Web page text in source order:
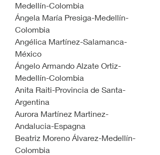
Medellín-Colombia
Ángela María Presiga-Medellín-
Colombia
Angélica Martínez-Salamanca-
México
Ángelo Armando Alzate Ortiz-
Medellín-Colombia
Anita Raiti-Provincia de Santa-
Argentina
Aurora Martínez Martinez-
Andalucia-Espagna
Beatriz Moreno Álvarez-Medellín-
Colombia